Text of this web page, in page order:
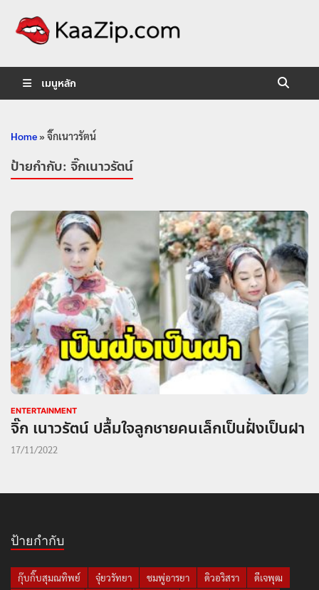
เมนูหลัก
Home»จิ๊กเนาวรัตน์
ป้ายกำกับ: จิ๊กเนาวรัตน์
ENTERTAINMENT
จิ๊ก เนาวรัตน์ ปลื้มใจลูกชายคนเล็กเป็นฝั่งเป็นฝา
17/11/2022
ป้ายกำกับ
กุ๊บกิ๊บสุมณทิพย์ จุ๋ยวรัทยา ชมพู่อารยา ดิวอริสรา
ดีเจพุฒ